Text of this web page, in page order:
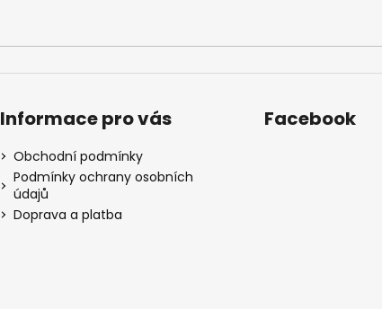
Informace pro vás
Obchodní podmínky
Podmínky ochrany osobních
údajů
Doprava a platba
Facebook